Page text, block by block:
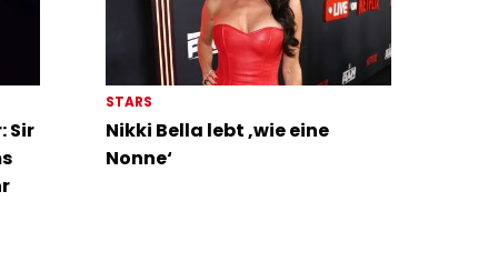
Sir
STARS
Nikki Bella lebt ‚wie eine
Nonne‘